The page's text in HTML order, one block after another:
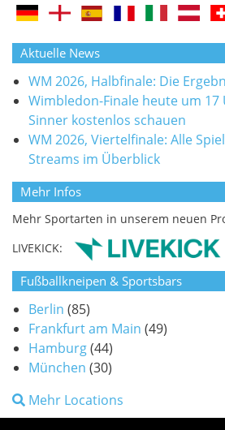
Aktuelle News
WM 2026, Halbfinale: Die
Wimbledon-Finale heute um 17
Sinner kostenlos schauen
WM 2026, Viertelfinale: Alle
Streams im Überblick
Mehr Infos
Mehr Sportarten in unserem neuen
LIVEKICK:
Fußballkneipen & Sportsbars
Berlin (85)
Frankfurt am Main (49)
Hamburg(44)
München (30)
Mehr Locations